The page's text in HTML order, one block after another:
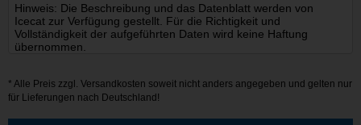
Hinweis: Die Beschreibung und das Datenblatt werden von
Icecat zur Verfügung gestellt. Für die Richtigkeit und
Vollständigkeit der aufgeführten Daten wird keine Haftung
übernommen.
* Alle Preis zzgl. Versandkosten soweit nicht anders angegeben und gelten nur
für Lieferungen nach Deutschland!